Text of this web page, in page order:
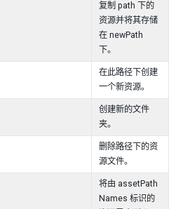
复制 path 下的
资源并将其存储
在 newPath
下。
在此路径下创建
一个新资源。
创建新的文件
夹。
删除路径下的资
源文件。
将由 assetPath
Names 标识的